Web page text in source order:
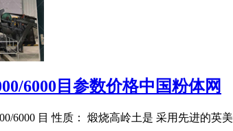
6000目参数价格中国粉体网
6000 目 性质： 煅烧高岭土是 采用先进的